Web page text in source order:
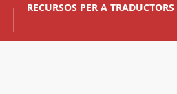
RECURSOS PER A TRADUCTORS